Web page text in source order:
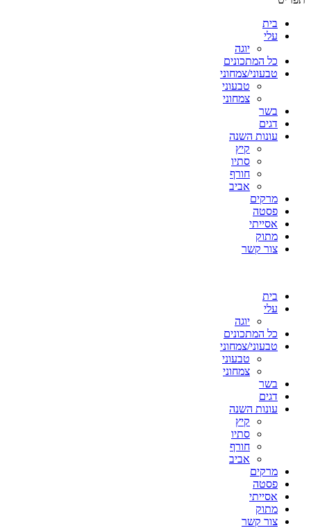
בית
עלי
יוגה
כל המתכונים
טבעוני/צמחוני
טבעוני
צמחוני
בשר
דגים
עונות השנה
קיץ
סתיו
חורף
אביב
מרקים
פסטה
אסייתי
מתוק
צור קשר
בית
עלי
יוגה
כל המתכונים
טבעוני/צמחוני
טבעוני
צמחוני
בשר
דגים
עונות השנה
קיץ
סתיו
חורף
אביב
מרקים
פסטה
אסייתי
מתוק
צור קשר